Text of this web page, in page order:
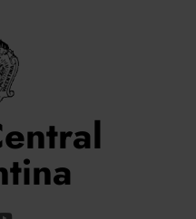
Vicentina De Valencia